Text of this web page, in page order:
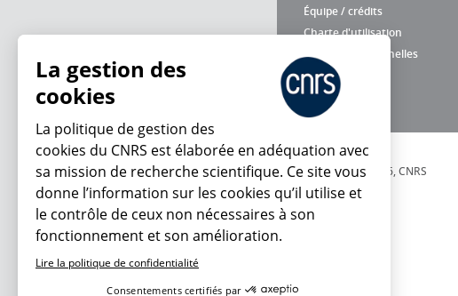
Équipe / crédits
Charte d'utilisation
Données personnelles
© 2026, CNRS
La gestion des
cookies
La politique de gestion des
cookies du CNRS est élaborée en adéquation avec
sa mission de recherche scientifique. Ce site vous
donne l’information sur les cookies qu’il utilise et
le contrôle de ceux non nécessaires à son
fonctionnement et son amélioration.
Lire la politique de confidentialité
Consentements certifiés par